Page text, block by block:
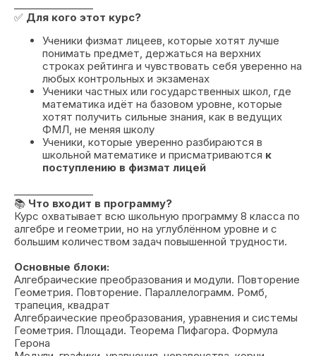
✅ Для кого этот курс?
Ученики физмат лицеев, которые хотят лучше
понимать предмет, держаться на верхних
строках рейтинга и чувствовать себя уверенно на
любых контрольных и экзаменах
Ученики частных или государственных школ, где
математика идёт на базовом уровне, которые
хотят получить сильные знания, как в ведущих
ФМЛ, не меняя школу
Ученики, которые уверенно разбираются в
школьной математике и присматриваются к
поступлению в физмат лицей
📚 Что входит в программу?
Курс охватывает всю школьную программу 8 класса по
алгебре и геометрии, но на углублённом уровне и с
большим количеством задач повышенной трудности.
Основные блоки:
Алгебраические преобразования и модули. Повторение
Геометрия. Повторение. Параллелограмм. Ромб,
трапеция, квадрат
Алгебраические преобразования, уравнения и системы
Геометрия. Площади. Теорема Пифагора. Формула
Герона